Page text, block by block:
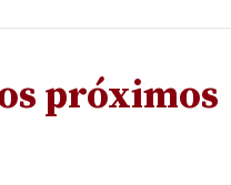
próximos